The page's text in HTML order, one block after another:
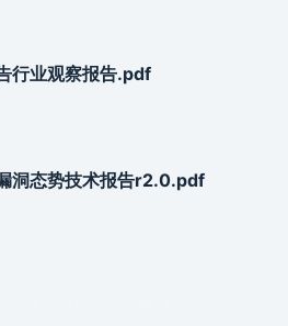
行业观察报告.pdf
洞态势技术报告r2.0.pdf